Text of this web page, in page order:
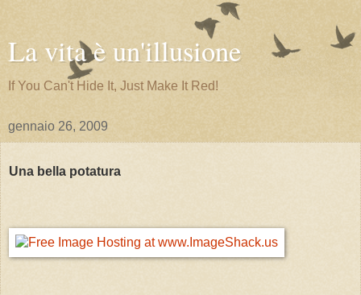
La vita è un'illusione
If You Can't Hide It, Just Make It Red!
gennaio 26, 2009
Una bella potatura